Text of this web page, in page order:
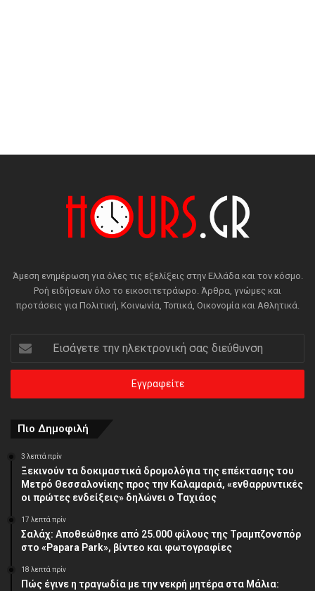
Άμεση ενημέρωση για όλες τις εξελίξεις στην Ελλάδα και τον κόσμο.
Ροή ειδήσεων όλο το εικοσιτετράωρο. Άρθρα, γνώμες και
προτάσεις για Πολιτική, Κοινωνία, Τοπικά, Οικονομία και Αθλητικά.
Εισάγετε
την
ηλεκτρονική
διεύθυνση
Πιο Δημοφιλή
3 λεπτά πρίν
Ξεκινούν τα δοκιμαστικά δρομολόγια της επέκτασης του
Μετρό Θεσσαλονίκης προς την Καλαμαριά, «ενθαρρυντικές
οι πρώτες ενδείξεις» δηλώνει ο Ταχιάος
17 λεπτά πρίν
Σαλάχ: Αποθεώθηκε από 25.000 φίλους της Τραμπζονσπόρ
στο «Papara Park», βίντεο και φωτογραφίες
18 λεπτά πρίν
Πώς έγινε η τραγωδία με την νεκρή μητέρα στα Μάλια: